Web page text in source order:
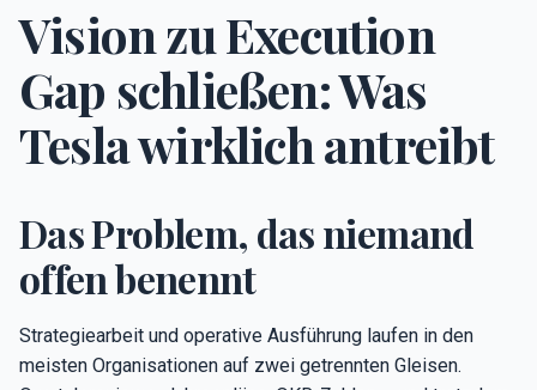
Vision zu Execution
Gap schließen: Was
Tesla wirklich antreibt
Das Problem, das niemand
offen benennt
Strategiearbeit und operative Ausführung laufen in den
meisten Organisationen auf zwei getrennten Gleisen.